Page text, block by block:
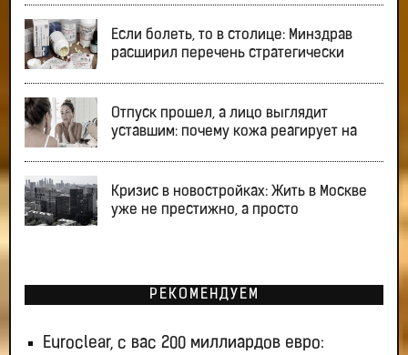
Если болеть, то в столице: Минздрав
расширил перечень стратегически
Отпуск прошел, а лицо выглядит
уставшим: почему кожа реагирует на
Кризис в новостройках: Жить в Москве
уже не престижно, а просто
РЕКОМЕНДУЕМ
Euroclear, с вас 200 миллиардов евро: